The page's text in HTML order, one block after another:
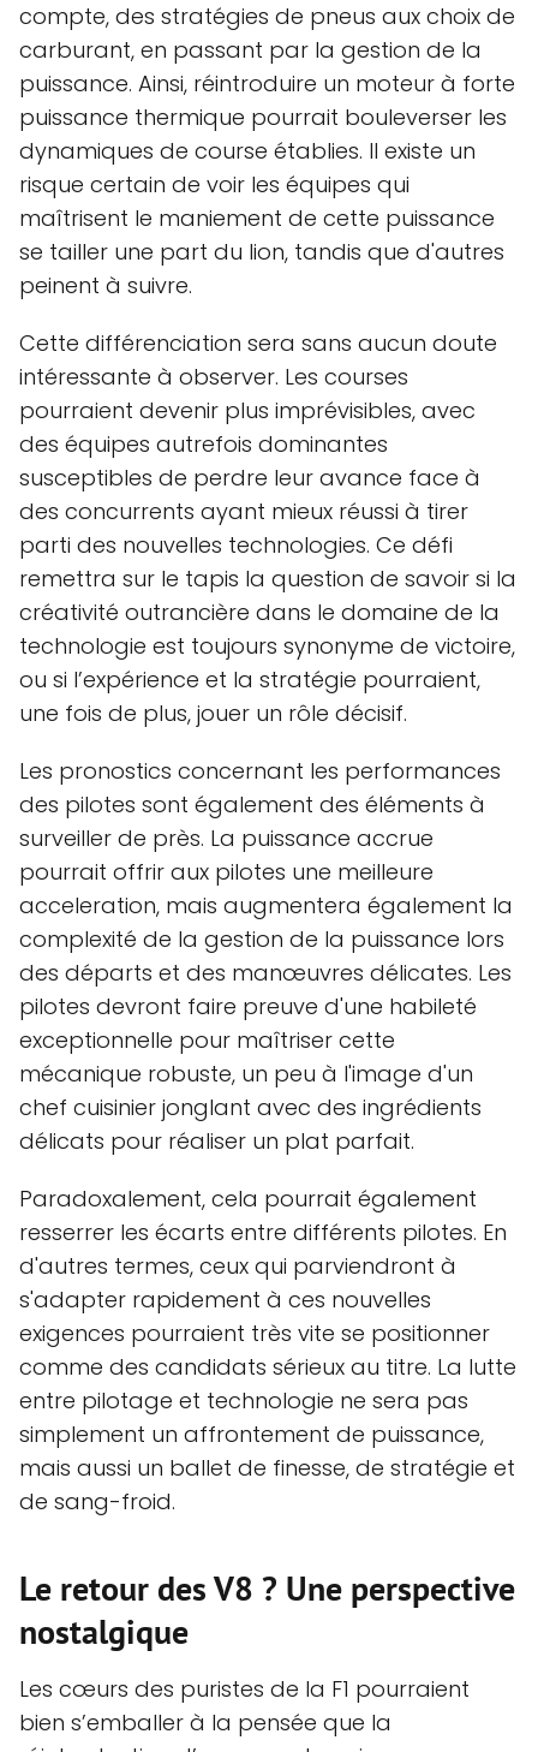
compte, des stratégies de pneus aux choix de
carburant, en passant par la gestion de la
puissance. Ainsi, réintroduire un moteur à forte
puissance thermique pourrait bouleverser les
dynamiques de course établies. Il existe un
risque certain de voir les équipes qui
maîtrisent le maniement de cette puissance
se tailler une part du lion, tandis que d'autres
peinent à suivre.
Cette différenciation sera sans aucun doute
intéressante à observer. Les courses
pourraient devenir plus imprévisibles, avec
des équipes autrefois dominantes
susceptibles de perdre leur avance face à
des concurrents ayant mieux réussi à tirer
parti des nouvelles technologies. Ce défi
remettra sur le tapis la question de savoir si la
créativité outrancière dans le domaine de la
technologie est toujours synonyme de victoire,
ou si l’expérience et la stratégie pourraient,
une fois de plus, jouer un rôle décisif.
Les pronostics concernant les performances
des pilotes sont également des éléments à
surveiller de près. La puissance accrue
pourrait offrir aux pilotes une meilleure
acceleration, mais augmentera également la
complexité de la gestion de la puissance lors
des départs et des manœuvres délicates. Les
pilotes devront faire preuve d'une habileté
exceptionnelle pour maîtriser cette
mécanique robuste, un peu à l'image d'un
chef cuisinier jonglant avec des ingrédients
délicats pour réaliser un plat parfait.
Paradoxalement, cela pourrait également
resserrer les écarts entre différents pilotes. En
d'autres termes, ceux qui parviendront à
s'adapter rapidement à ces nouvelles
exigences pourraient très vite se positionner
comme des candidats sérieux au titre. La lutte
entre pilotage et technologie ne sera pas
simplement un affrontement de puissance,
mais aussi un ballet de finesse, de stratégie et
de sang-froid.
Le retour des V8 ? Une perspective
nostalgique
Les cœurs des puristes de la F1 pourraient
bien s’emballer à la pensée que la